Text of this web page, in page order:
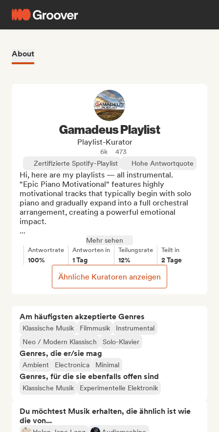
About
Am häufigsten akzeptierte Genres
Klassische Musik Filmmusik
Instrumental
Neo / Modern Klassisch
Solo-Klavier
Genres, die er/sie mag
Ambient Electronica Minimal
Genres, für die sie ebenfalls offen sind
Klassische Musik Experimentelle Elektronik
Du möchtest Musik erhalten, die ähnlich ist wie
die von...
Gamadeus Playlist
Playlist-Kurator
6k
473
Zertifizierte Spotify-Playlist
Hohe Antwortquote
Hi, here are my playlists — all instrumental.
“Epic Piano Motivational“ features highly
motivational tracks that typically begin with solo
piano and gradually expand into a full orchestral
arrangement, creating a powerful emotional
impact.
...
Mehr sehen
Antwortrate
100%
Antworten in
1 Tag
Teilungsrate
12%
Teilt in
2 Tage
Ähnliche Kuratoren anzeigen